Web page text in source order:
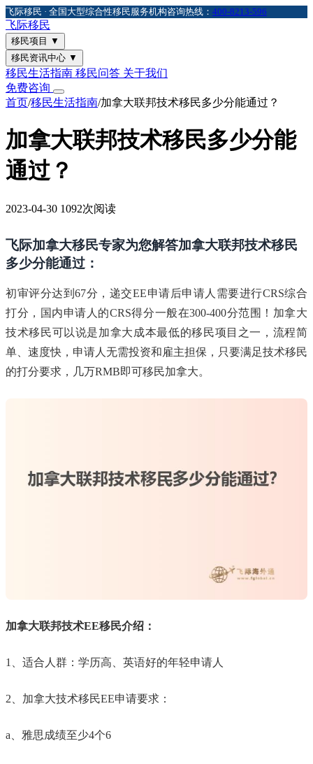
飞际移民 · 全国大型综合性移民服务机构咨询热线： 400-8213-596
飞际移民
移民项目 ▼
移民资讯中心 ▼
移民生活指南 移民问答 关于我们
免费咨询
首页/移民生活指南/加拿大联邦技术移民多少分能通过？
加拿大联邦技术移民多少分能
通过？
2023-04-30 1092次阅读
飞际加拿大移民专家为您解答加拿大联邦技术移民
多少分能通过：
初审评分达到67分，递交EE申请后申请人需要进行CRS综合
打分，国内申请人的CRS得分一般在300-400分范围！加拿大
技术移民可以说是加拿大成本最低的移民项目之一，流程简
单、速度快，申请人无需投资和雇主担保，只要满足技术移民
的打分要求，几万RMB即可移民加拿大。
加拿大联邦技术EE移民介绍：
1、适合人群：学历高、英语好的年轻申请人
2、加拿大技术移民EE申请要求：
a、雅思成绩至少4个6